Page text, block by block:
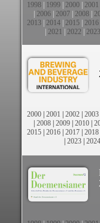
1998 1999 2000 2001
2006 2007 2008
2013 2014 2015 2016
2021 2022 2023
2000 | 2001 | 2002 | 2003
| 2008 | 2009 | 2010 |
2015 | 2016 | 2017 | 2018
| 2023| 2024